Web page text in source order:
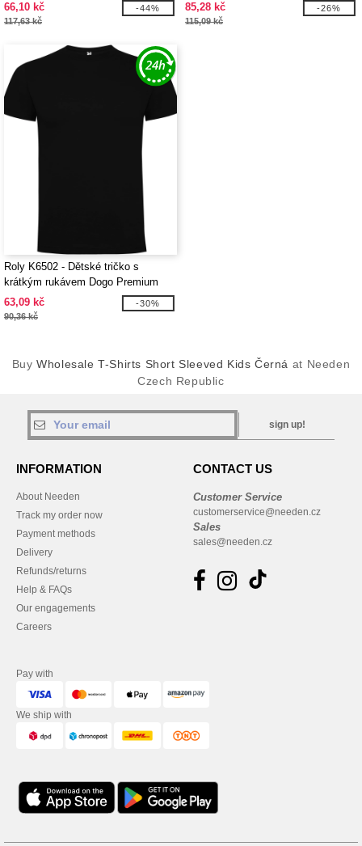
66,10 kč
117,63 kč
-44%
85,28 kč
115,09 kč
-26%
Roly K6502 - Dětské tričko s
krátkým rukávem Dogo Premium
63,09 kč
90,36 kč
-30%
BuyWholesale T-Shirts Short Sleeved Kids Černá at Needen
Czech Republic
sign up!
INFORMATION
About Needen
Track my order now
Payment methods
Delivery
Refunds/returns
Help & FAQs
Our engagements
Careers
CONTACT US
Customer Service
customerservice@needen.cz
Sales
sales@needen.cz
Pay with
We ship with